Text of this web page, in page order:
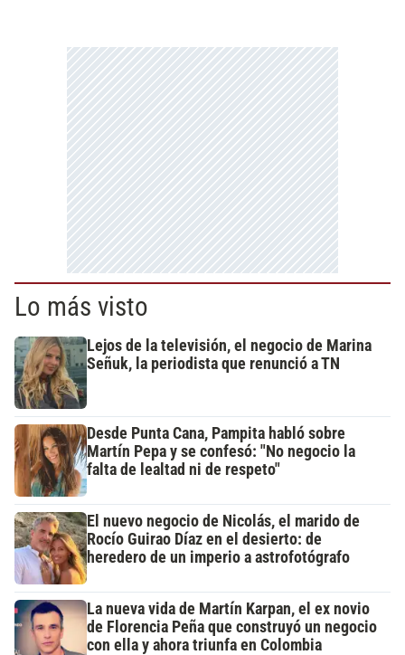
Lo más visto
Lejos de la televisión, el negocio de Marina
Señuk, la periodista que renunció a TN
Desde Punta Cana, Pampita habló sobre
Martín Pepa y se confesó: "No negocio la
falta de lealtad ni de respeto"
El nuevo negocio de Nicolás, el marido de
Rocío Guirao Díaz en el desierto: de
heredero de un imperio a astrofotógrafo
La nueva vida de Martín Karpan, el ex novio
de Florencia Peña que construyó un negocio
con ella y ahora triunfa en Colombia